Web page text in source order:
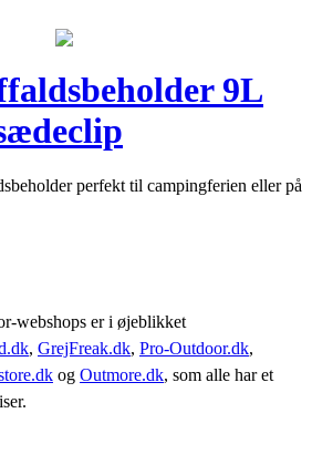
9L
perfekt til campingferien eller på
webshops er i øjeblikket
, GrejFreak.dk, Pro-Outdoor.dk,
og Outmore.dk, som alle har et